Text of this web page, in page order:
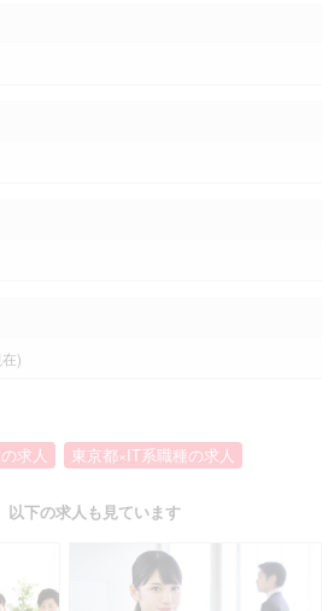
)
求人 東京都×IT系職種の求人
以下の求人も見ています